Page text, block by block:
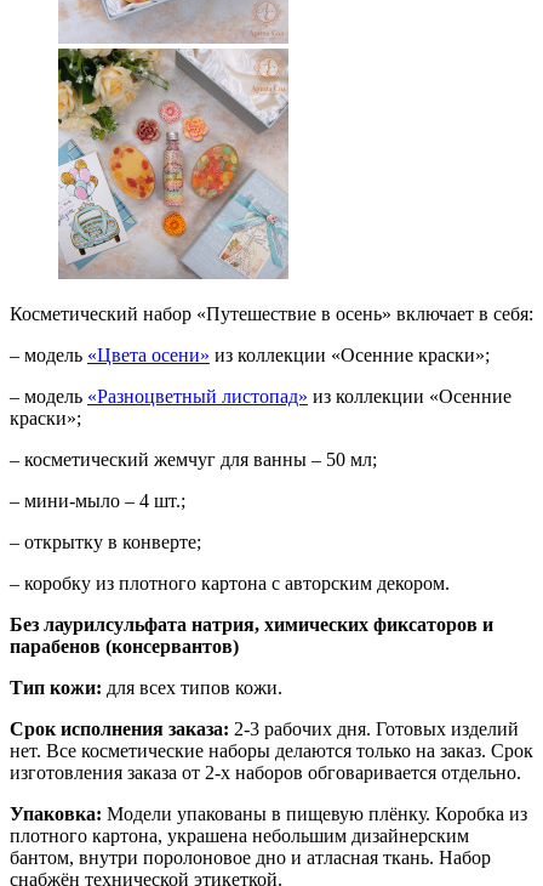
Косметический набор «Путешествие в осень» включает в себя:
– модель «Цвета осени» из коллекции «Осенние краски»;
– модель «Разноцветный листопад» из коллекции «Осенние
краски»;
– косметический жемчуг для ванны – 50 мл;
– мини-мыло – 4 шт.;
– открытку в конверте;
– коробку из плотного картона с авторским декором.
Без лаурилсульфата натрия, химических фиксаторов и
парабенов (консервантов)
Тип кожи: для всех типов кожи.
Срок исполнения заказа: 2-3 рабочих дня. Готовых изделий
нет. Все косметические наборы делаются только на заказ. Срок
изготовления заказа от 2-х наборов обговаривается отдельно.
Упаковка: Модели упакованы в пищевую плёнку. Коробка из
плотного картона, украшена небольшим дизайнерским
бантом, внутри поролоновое дно и атласная ткань. Набор
снабжён технической этикеткой.